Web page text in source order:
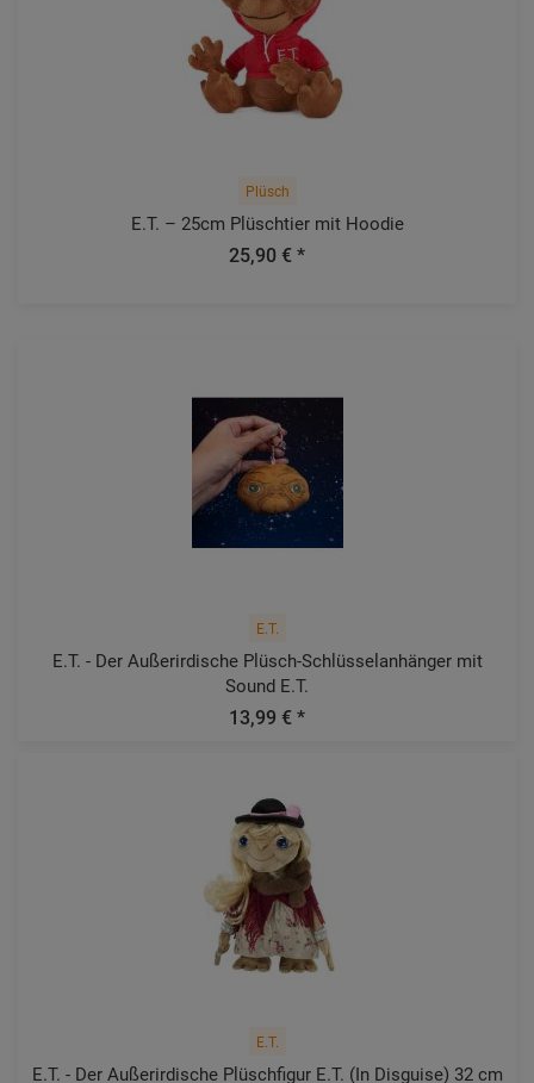
Plüsch
E.T. – 25cm Plüschtier mit Hoodie
25,90 € *
E.T.
E.T. - Der Außerirdische Plüsch-Schlüsselanhänger mit
Sound E.T.
13,99 € *
E.T.
E.T. - Der Außerirdische Plüschfigur E.T. (In Disguise) 32 cm